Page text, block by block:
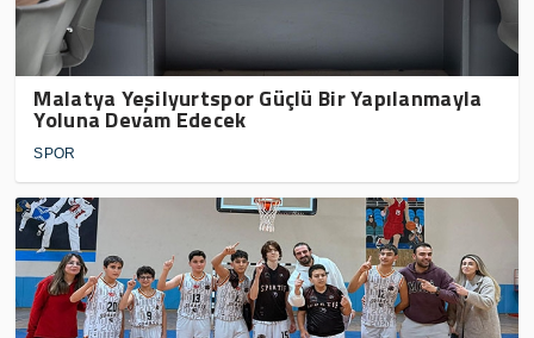
Malatya Yeşilyurtspor Güçlü Bir Yapılanmayla
Yoluna Devam Edecek
SPOR